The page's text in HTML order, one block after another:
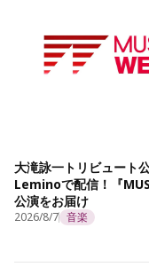
大滝詠一トリビュート
Leminoで配信！『
公演をお届け
2026/8/7 音楽